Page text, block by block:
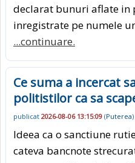
declarat bunuri aflate in
inregistrate pe numele
...continuare.
Ce suma a incercat
politistilor ca sa
publicat 2026-08-06 13:15:09 (Puterea)
Ideea ca o sanctiune
cateva bancnote